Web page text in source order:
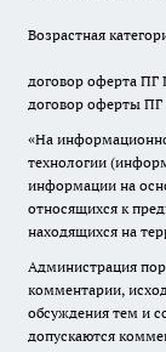
Возрастная
договор оферта ПГ
договор оферты
«На
технологии
информации на
относящихся к
находящихся на
Администрация
комментарии,
обсуждения тем и
допускаются